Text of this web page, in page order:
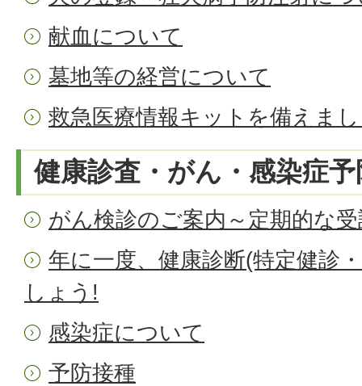
献血について
墓地等の経営について
救急医療情報キットを備えま
健康診査・がん・感染症予
がん検診のご案内～定期的な
年に一度、健康診断(特定健診
しょう!
感染症について
予防接種